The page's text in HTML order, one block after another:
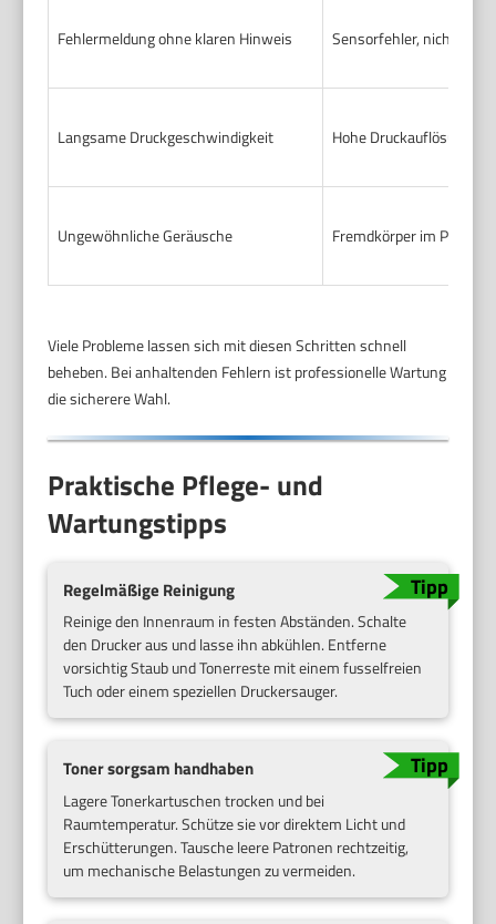
Fehlermeldung ohne klaren Hinweis Sensorfehler, nicht
Langsame Druckgeschwindigkeit Hohe Druckauflösung,
Ungewöhnliche Geräusche Fremdkörper im
Viele Probleme lassen sich mit diesen Schritten schnell
beheben. Bei anhaltenden Fehlern ist professionelle Wartung
die sicherere Wahl.
Praktische Pflege- und
Wartungstipps
Regelmäßige Reinigung
Reinige den Innenraum in festen Abständen. Schalte
den Drucker aus und lasse ihn abkühlen. Entferne
vorsichtig Staub und Tonerreste mit einem fusselfreien
Tuch oder einem speziellen Druckersauger.
Toner sorgsam handhaben
Lagere Tonerkartuschen trocken und bei
Raumtemperatur. Schütze sie vor direktem Licht und
Erschütterungen. Tausche leere Patronen rechtzeitig,
um mechanische Belastungen zu vermeiden.